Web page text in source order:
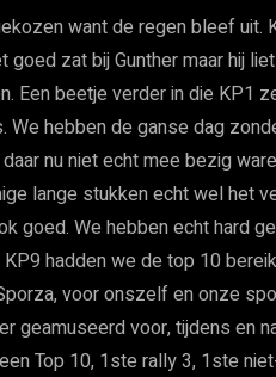
want de regen bleef
goed zat bij Gunther maar hij
Een beetje verder in die KP1
We hebben de ganse dag
nu niet echt mee bezig
lange stukken echt wel het
goed. We hebben echt hard
hadden we de top 10
voor onszelf en onze
geamuseerd voor, tijdens en
Top 10, 1ste rally 3, 1ste